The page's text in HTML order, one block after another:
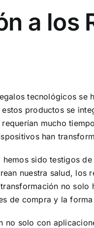
a los
tecnológicos se
productos se
mucho
han
sido testigos
nuestra salud, los
no
de compra y la
no solo con